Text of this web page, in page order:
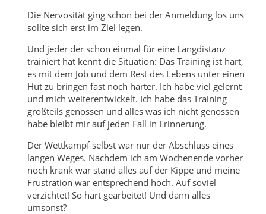
Die Nervosität ging schon bei der Anmeldung los uns
sollte sich erst im Ziel legen.
Und jeder der schon einmal für eine Langdistanz
trainiert hat kennt die Situation: Das Training ist hart,
es mit dem Job und dem Rest des Lebens unter einen
Hut zu bringen fast noch härter. Ich habe viel gelernt
und mich weiterentwickelt. Ich habe das Training
großteils genossen und alles was ich nicht genossen
habe bleibt mir auf jeden Fall in Erinnerung.
Der Wettkampf selbst war nur der Abschluss eines
langen Weges. Nachdem ich am Wochenende vorher
noch krank war stand alles auf der Kippe und meine
Frustration war entsprechend hoch. Auf soviel
verzichtet! So hart gearbeitet! Und dann alles
umsonst?